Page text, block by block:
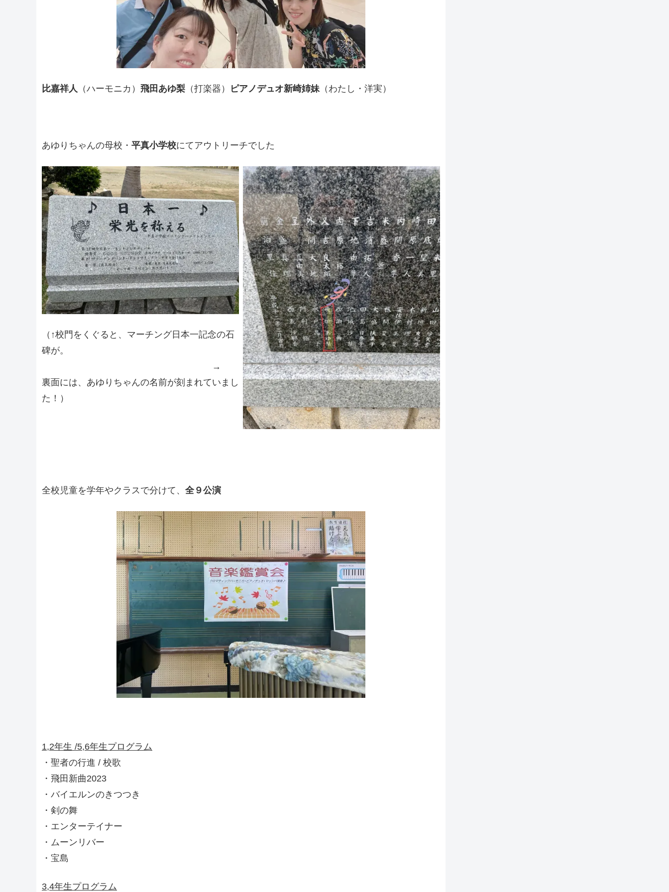
比嘉祥人 （ハーモニカ） 飛田あゆ梨 （打楽器） ピアノデュオ新崎姉妹 （わたし・洋実）
あゆりちゃんの母校・ 平真小学校にてアウトリーチでした
（↑校門をくぐると、マーチング日本一記念の石
碑が。
→
裏面には、あゆりちゃんの名前が刻まれていまし
た！）
全校児童を学年やクラスで分けて、 全９公演
1,2年生 /5,6年生プログラム
・聖者の行進 / 校歌
・飛田新曲2023
・バイエルンのきつつき
・剣の舞
・エンターテイナー
・ムーンリバー
・宝島
3,4年生プログラム